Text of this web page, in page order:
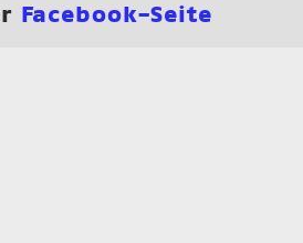
Facebook-Seite